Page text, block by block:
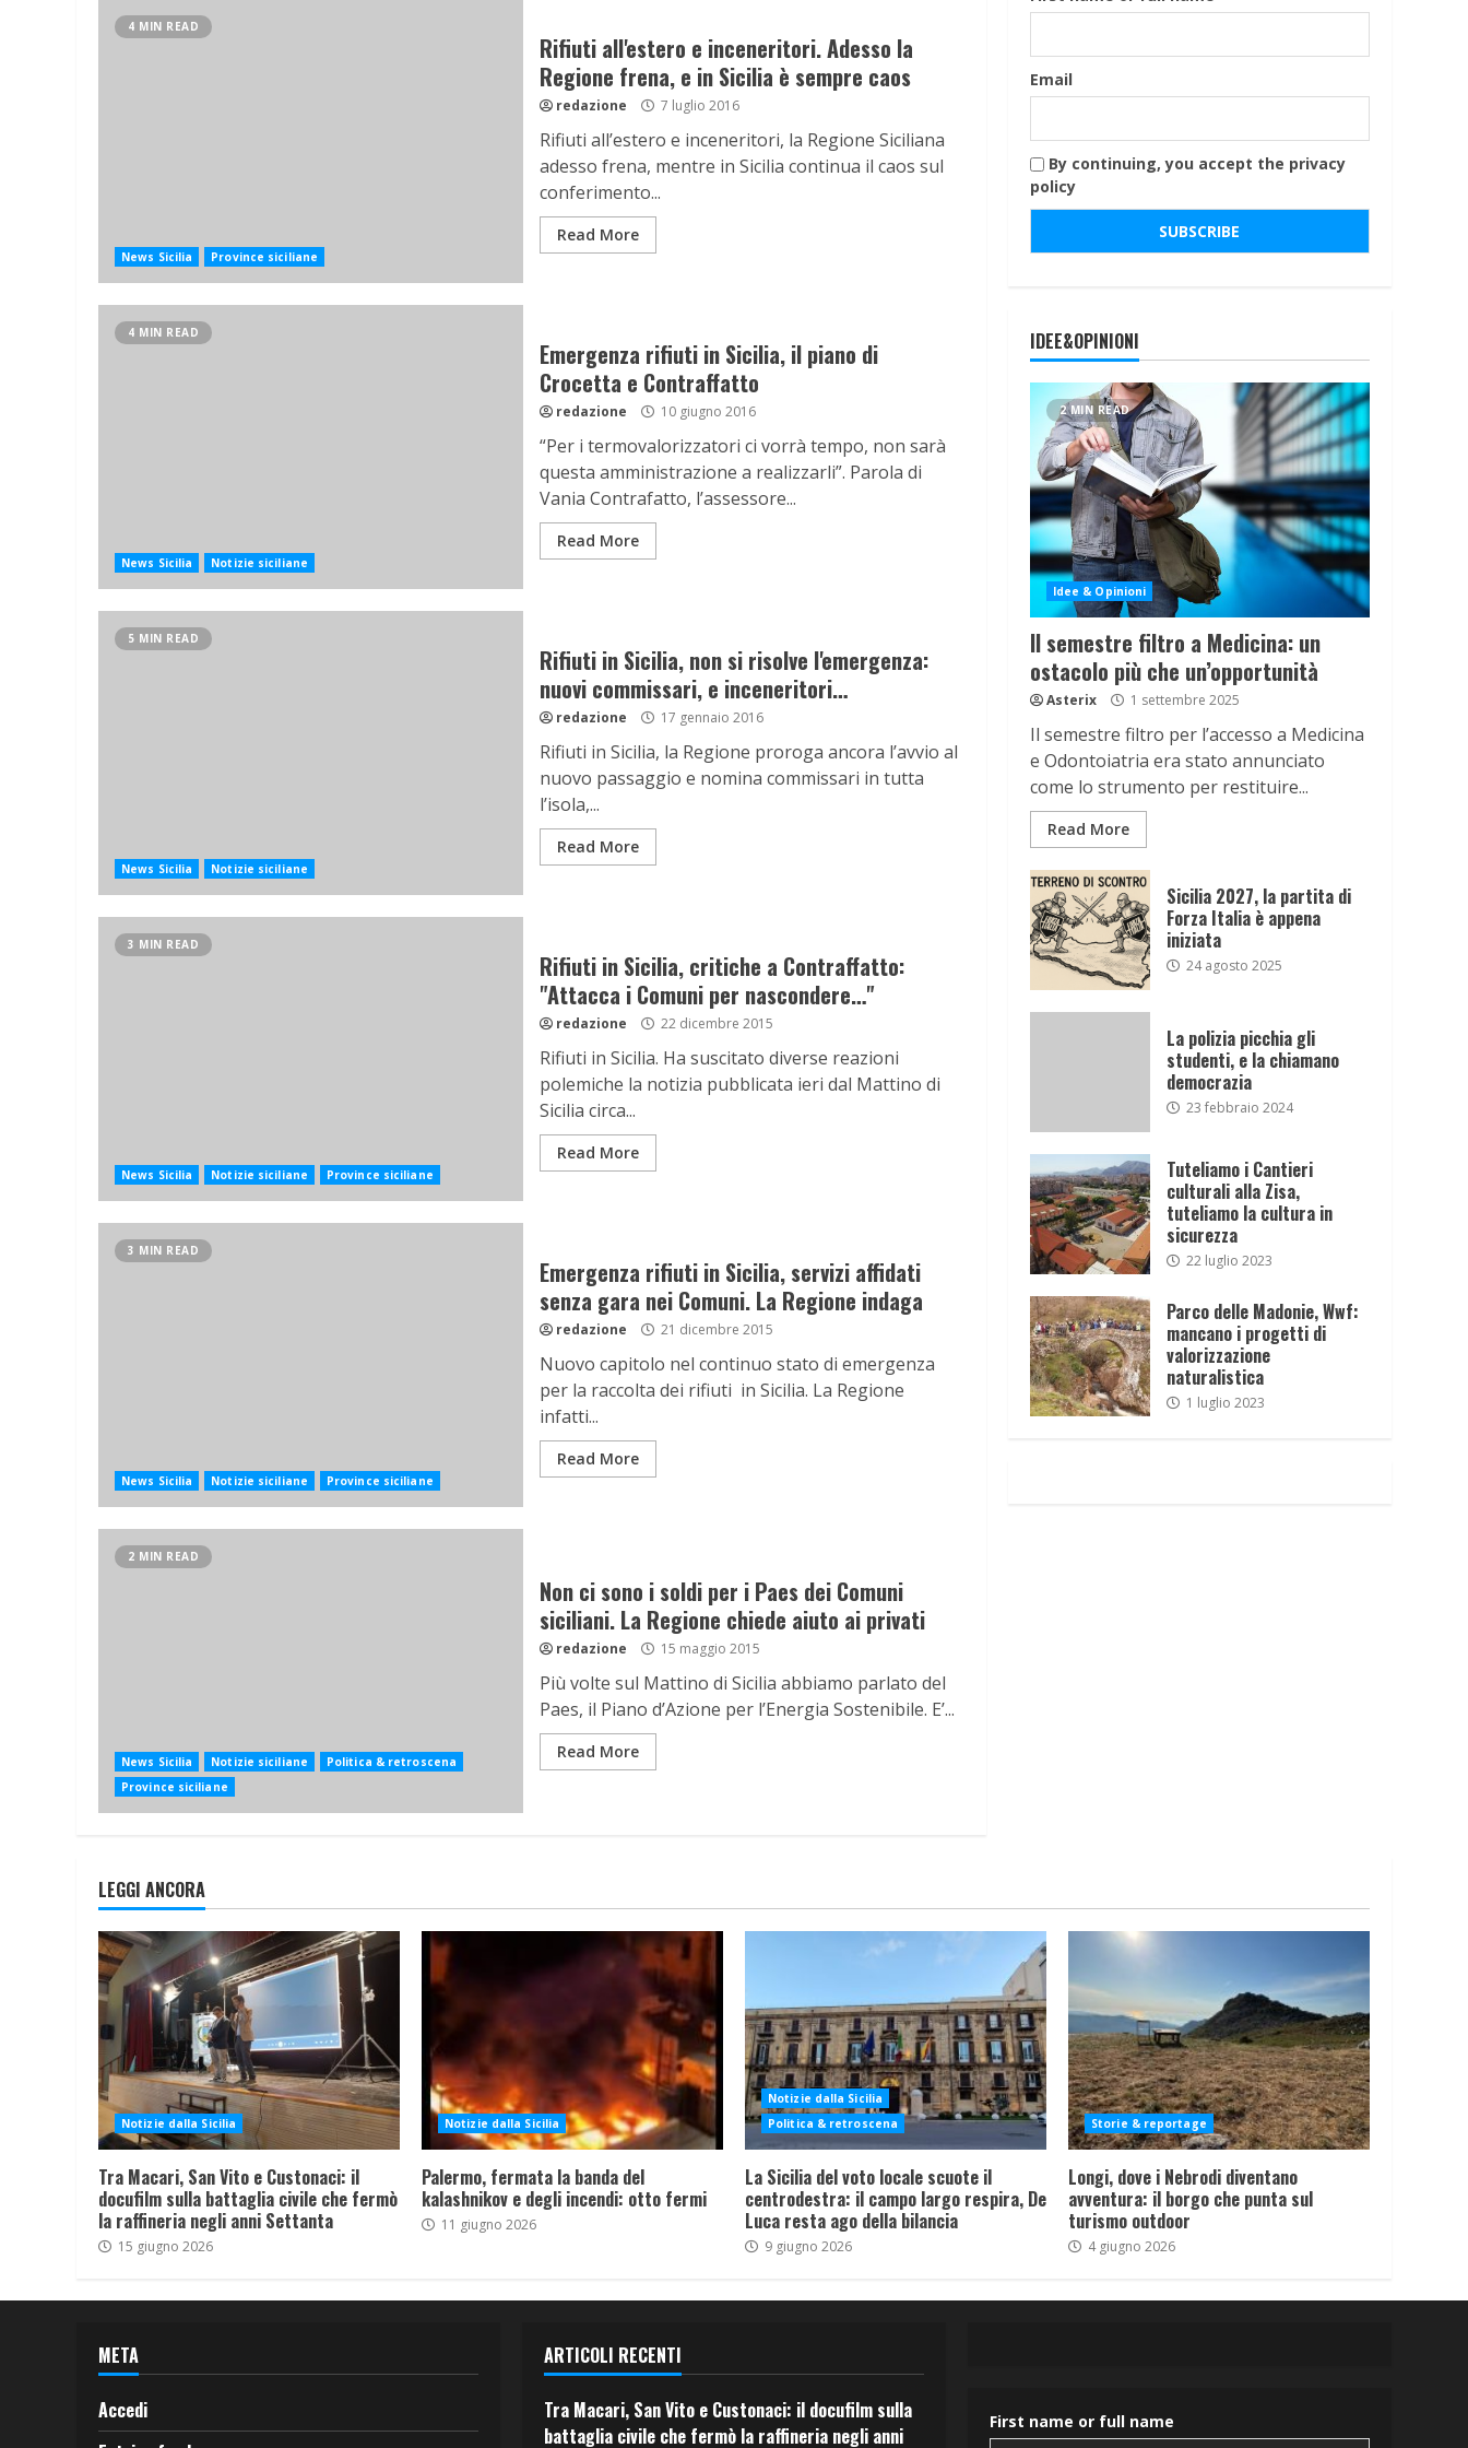
4 MIN READ
News Sicilia Province siciliane
Rifiuti all'estero e inceneritori. Adesso la
Regione frena, e in Sicilia è sempre caos
redazione 7 luglio 2016
Rifiuti all’estero e inceneritori, la Regione Siciliana
adesso frena, mentre in Sicilia continua il caos sul
conferimento...
Read More
4 MIN READ
News Sicilia Notizie siciliane
Emergenza rifiuti in Sicilia, il piano di
Crocetta e Contraffatto
redazione 10 giugno 2016
“Per i termovalorizzatori ci vorrà tempo, non sarà
questa amministrazione a realizzarli”. Parola di
Vania Contrafatto, l’assessore...
Read More
5 MIN READ
News Sicilia Notizie siciliane
Rifiuti in Sicilia, non si risolve l'emergenza:
nuovi commissari, e inceneritori…
redazione 17 gennaio 2016
Rifiuti in Sicilia, la Regione proroga ancora l’avvio al
nuovo passaggio e nomina commissari in tutta
l’isola,...
Read More
3 MIN READ
News Sicilia Notizie siciliane Province siciliane
Rifiuti in Sicilia, critiche a Contraffatto:
"Attacca i Comuni per nascondere…"
redazione 22 dicembre 2015
Rifiuti in Sicilia. Ha suscitato diverse reazioni
polemiche la notizia pubblicata ieri dal Mattino di
Sicilia circa...
Read More
3 MIN READ
News Sicilia Notizie siciliane Province siciliane
Emergenza rifiuti in Sicilia, servizi affidati
senza gara nei Comuni. La Regione indaga
redazione 21 dicembre 2015
Nuovo capitolo nel continuo stato di emergenza
per la raccolta dei rifiuti in Sicilia. La Regione
infatti...
Read More
2 MIN READ
News Sicilia Notizie siciliane
Politica & retroscena
Province siciliane
Non ci sono i soldi per i Paes dei Comuni
siciliani. La Regione chiede aiuto ai privati
redazione 15 maggio 2015
Più volte sul Mattino di Sicilia abbiamo parlato del
Paes, il Piano d’Azione per l’Energia Sostenibile. E’...
Read More
Email
By continuing, you accept the privacy
policy
IDEE&OPINIONI
2 MIN READ
Idee & Opinioni
Il semestre filtro a Medicina: un
ostacolo più che un’opportunità
Asterix 1 settembre 2025
Il semestre filtro per l’accesso a Medicina
e Odontoiatria era stato annunciato
come lo strumento per restituire...
Read More
Sicilia 2027, la partita di
Forza Italia è appena
iniziata
24 agosto 2025
La polizia picchia gli
studenti, e la chiamano
democrazia
23 febbraio 2024
Tuteliamo i Cantieri
culturali alla Zisa,
tuteliamo la cultura in
sicurezza
22 luglio 2023
Parco delle Madonie, Wwf:
mancano i progetti di
valorizzazione
naturalistica
1 luglio 2023
LEGGI ANCORA
Notizie dalla Sicilia
Tra Macari, San Vito e Custonaci: il
docufilm sulla battaglia civile che fermò
la raffineria negli anni Settanta
15 giugno 2026
Notizie dalla Sicilia
Palermo, fermata la banda del
kalashnikov e degli incendi: otto fermi
11 giugno 2026
Notizie dalla Sicilia
Politica & retroscena
La Sicilia del voto locale scuote il
centrodestra: il campo largo respira, De
Luca resta ago della bilancia
9 giugno 2026
Storie & reportage
Longi, dove i Nebrodi diventano
avventura: il borgo che punta sul
turismo outdoor
4 giugno 2026
META
Accedi
ARTICOLI RECENTI
Tra Macari, San Vito e Custonaci: il docufilm sulla
battaglia civile che fermò la raffineria negli anni
First name or full name